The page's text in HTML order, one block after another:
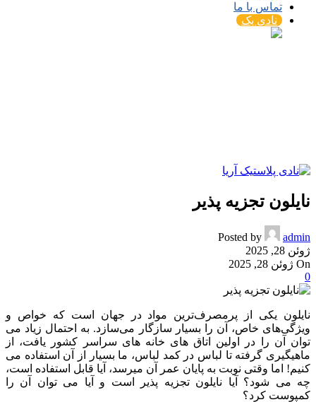
تماس با ما
نادی پک
نایلون تجزیه پذیر
Posted by
admin
ژوئن 28, 2025
On ژوئن 28, 2025
0
نایلون یکی از پرمصرف‌ترین مواد در جهان است که خواص و
ویژگی‌های خاص، آن را بسیار سازگار می‌سازد. به احتمال زیاد می
توان آن را در اولین اتاق های خانه های سراسر کشور یافت، از
ماهیگیری گرفته تا لباس در کمد لباس، ما بسیار از آن استفاده می
کنیم! اما وقتی نوبت به پایان عمر آن میرسد، آيا قابل استفاده است،
چه می شود؟ آیا نایلون تجزیه پذیر است و آیا می توان آن را
کمپوست کرد؟